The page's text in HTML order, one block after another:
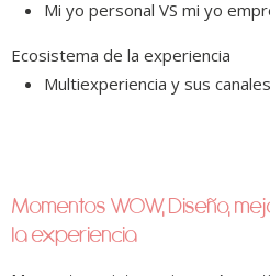
Mi yo personal VS mi yo
Ecosistema de la experiencia
Multiexperiencia y sus canales
Momentos WOW, Diseño,
la experiencia